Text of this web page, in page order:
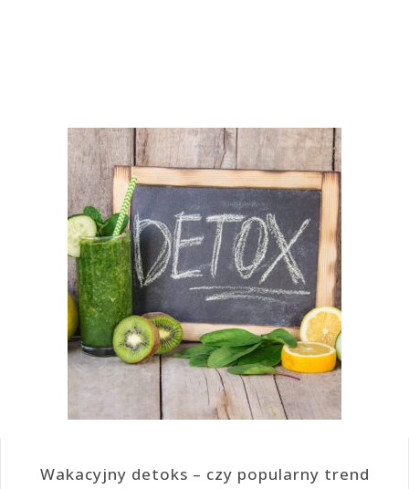
Wakacyjny detoks – czy popularny trend